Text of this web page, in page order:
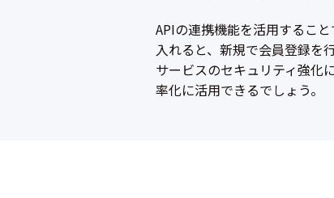
APIの連携機能を活用するこ
入れると、新規で会員登録を
サービスのセキュリティ強化
率化に活用できるでしょう。